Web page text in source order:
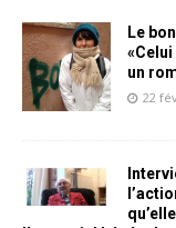
Le
un
22